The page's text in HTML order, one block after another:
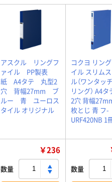
アスクル リングフ
ァイル PP製表
紙 A4タテ 丸型2
穴 背幅27mm ブ
ルー 青 ユーロス
タイル オリジナル
コクヨ リン
イル スリム
ル（ワンタッ
リング） A4
2穴 背幅
枚とじ 青 フ-
URF420NB 1
￥236
数量 数量